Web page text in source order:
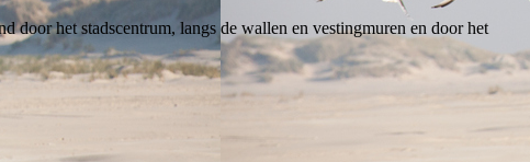
het stadscentrum, langs de wallen en vestingmuren en door het